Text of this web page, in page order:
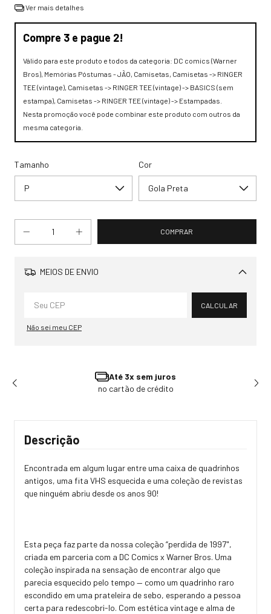
Ver mais detalhes
Compre 3 e pague 2!
Válido para este produto e todos da categoria: DC comics (Warner
Bros), Memórias Póstumas - JÃO, Camisetas, Camisetas -> RINGER
TEE (vintage), Camisetas -> RINGER TEE (vintage) -> BASICS (sem
estampa), Camisetas -> RINGER TEE (vintage) -> Estampadas.
Nesta promoção você pode combinar este produto com outros da
mesma categoria.
Tamanho Cor
MEIOS DE ENVIO
Alterar CEP
CALCULAR
Não sei meu CEP
Ganhe 3% OFF
Pagando no Pix
Descrição
Encontrada em algum lugar entre uma caixa de quadrinhos
antigos, uma fita VHS esquecida e uma coleção de revistas
que ninguém abriu desde os anos 90!
Esta peça faz parte da nossa coleção “perdida de 1997",
criada em parceria com a DC Comics x Warner Bros. Uma
coleção inspirada na sensação de encontrar algo que
parecia esquecido pelo tempo — como um quadrinho raro
escondido em uma prateleira de sebo, esperando a pessoa
certa para redescobri-lo. Com estética vintage e alma de